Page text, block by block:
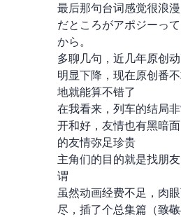
最后那句台词感觉很浪
だところがアポジーっ
から。
多聊几句，近几年原创
明显下降，现在原创番
地就能算不错了
在我看来，列车的结局
开和好，友情也有黑暗
的友情弥足珍贵
主角们的目的就是找朋
谓
虽然动画经费不足，肉
尽，插了个总集篇（致